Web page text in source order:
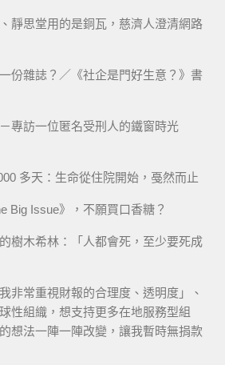
靜思堂用的是銅瓦，慈濟人澄清網路
份雜誌？／《社企是門好生意？》書
專訪一位匿名受刑人的鐵窗時光
多天：生命從住院開始，戞然而止
Big Issue》，不願買口香糖？
樹木希林：「人都會死，至少要死成
非常重視財報的合理度、透明度」、
性組織，想支持更多在地服務型組
想法一陣一陣改變，讓我暫時無捐款